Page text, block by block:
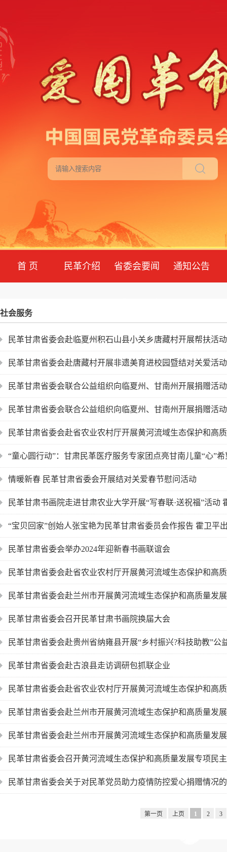
首 页 民革介绍 省委会要闻 通知公告
社会服务
民革甘肃省委会赴临夏州积石山县小关乡唐藏村开展帮扶活动
民革甘肃省委会赴唐藏村开展非遗美育进校园暨结对关爱活动
民革甘肃省委会联合公益组织向临夏州、甘南州开展捐赠活
民革甘肃省委会联合公益组织向临夏州、甘南州开展捐赠活
民革甘肃省委会赴省农业农村厅开展黄河流域生态保护和高
“童心圆行动”：甘肃民革医疗服务专家团点亮甘南儿童“心”希
情暖新春 民革甘肃省委会开展结对关爱春节慰问活动
民革甘肃书画院走进甘肃农业大学开展“写春联·送祝福”活动
“宝贝回家”创始人张宝艳为民革甘肃省委员会作报告 霍卫平
民革甘肃省委会举办2024年迎新春书画联谊会
民革甘肃省委会赴省农业农村厅开展黄河流域生态保护和高
民革甘肃省委会赴兰州市开展黄河流域生态保护和高质量发
民革甘肃省委会召开民革甘肃书画院换届大会
民革甘肃省委会赴贵州省纳雍县开展“乡村振兴?科技助教”公
民革甘肃省委会赴古浪县走访调研包抓联企业
民革甘肃省委会赴省农业农村厅开展黄河流域生态保护和高
民革甘肃省委会赴兰州市开展黄河流域生态保护和高质量发
民革甘肃省委会赴兰州市开展黄河流域生态保护和高质量发
民革甘肃省委会召开黄河流域生态保护和高质量发展专项民
民革甘肃省委会关于对民革党员助力疫情防控爱心捐赠情况
第一页 上页 1 2 3